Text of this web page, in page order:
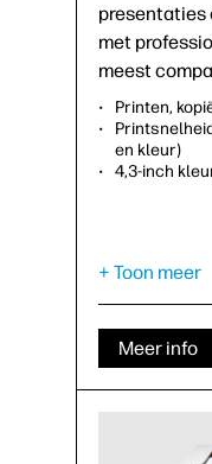
presentaties
met
meest
Printen,
en kleur)
4,3-inch
+ Toon meer
Meer info